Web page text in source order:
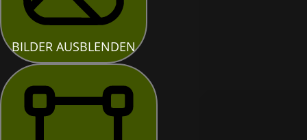
BILDER AUSBLENDEN